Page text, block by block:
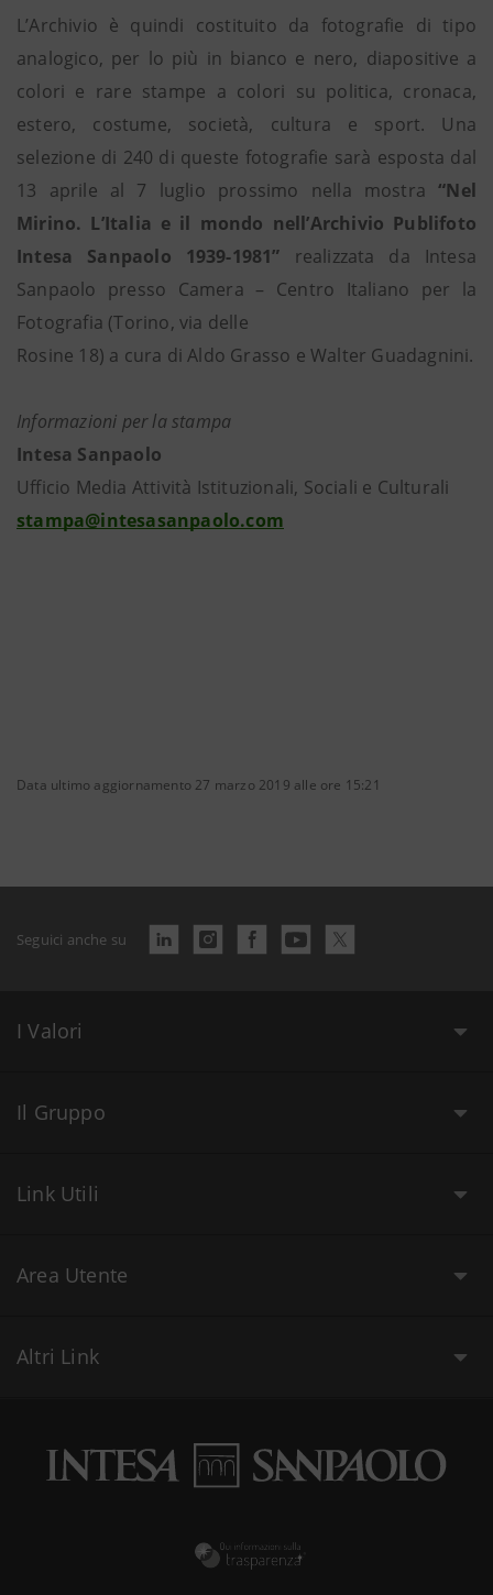
L’Archivio è quindi costituito da fotografie di tipo
analogico, per lo più in bianco e nero, diapositive a
colori e rare stampe a colori su politica, cronaca,
estero, costume, società, cultura e sport. Una
selezione di 240 di queste fotografie sarà esposta dal
13 aprile al 7 luglio prossimo nella mostra“Nel
Mirino. L’Italia e il mondo nell’Archivio Publifoto
Intesa Sanpaolo 1939-1981” realizzata da Intesa
Sanpaolo presso Camera – Centro Italiano per la
Fotografia (Torino, via delle
Rosine 18) a cura di Aldo Grasso e Walter Guadagnini.
Informazioni per la stampa
Intesa Sanpaolo
Ufficio Media Attività Istituzionali, Sociali e Culturali
stampa@intesasanpaolo.com
Data ultimo aggiornamento 27 marzo 2019 alle ore 15:21
Seguici anche su
I Valori
Il Gruppo
Link Utili
Area Utente
Altri Link